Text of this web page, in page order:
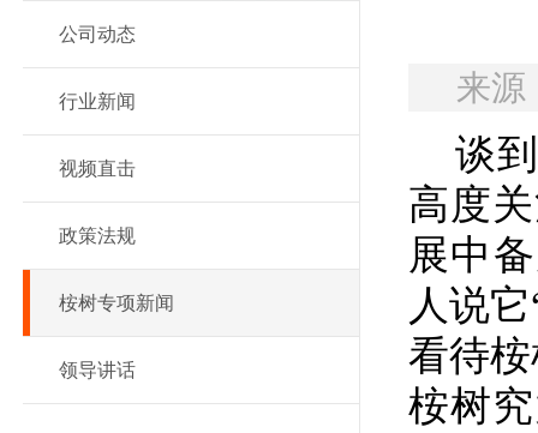
公司动态
行业新闻
视频直击
政策法规
桉树专项新闻
领导讲话
来
谈到
高度
展中
人说
看待
桉树